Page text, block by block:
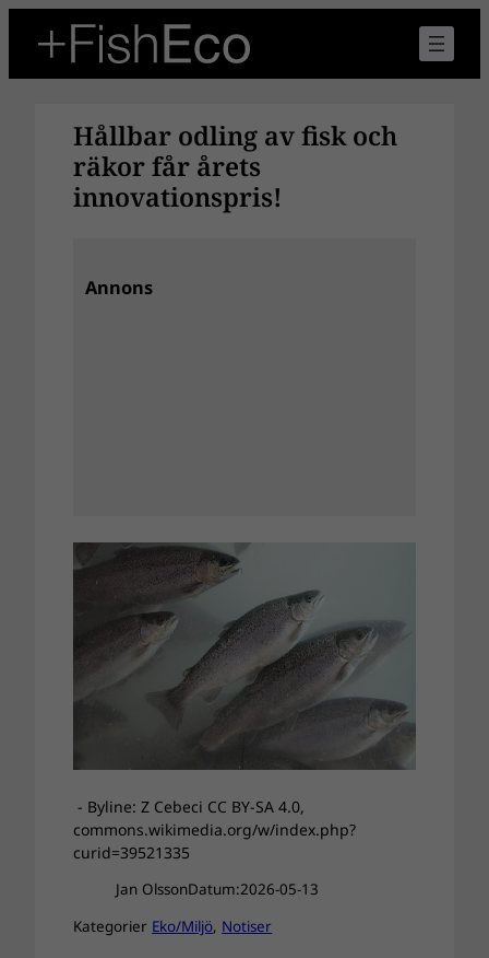
innehåll
Hållbar odling av fisk och
räkor får årets
innovationspris!
Annons
- Byline: Z Cebeci CC BY-SA 4.0,
commons.wikimedia.org/w/index.php?
curid=39521335
Jan OlssonDatum:2026-05-13
Kategorier Eko/Miljö, Notiser